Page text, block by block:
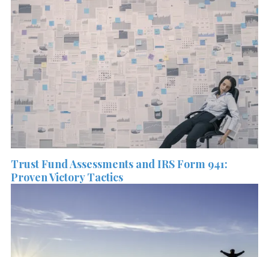
Trust Fund Assessments and IRS Form 941:
Proven Victory Tactics